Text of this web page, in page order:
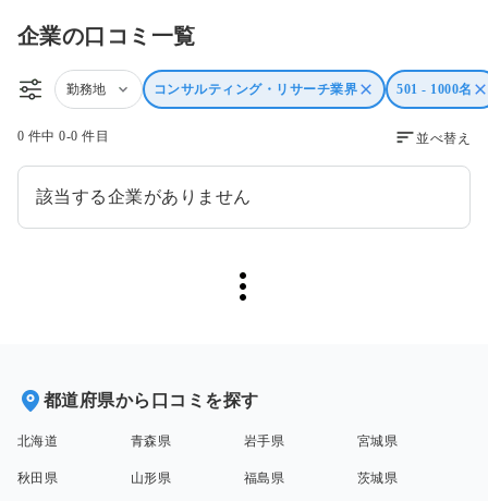
企業の口コミ一覧
勤務地 コンサルティング・リサーチ業界 501 - 1000名
0 件中 0-0 件目 並べ替え
該当する企業がありません
都道府県から口コミを探す
北海道 青森県 岩手県 宮城県
秋田県 山形県 福島県 茨城県